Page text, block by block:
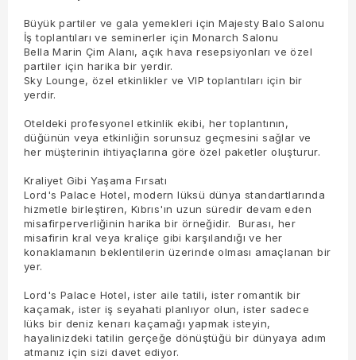
Büyük partiler ve gala yemekleri için Majesty Balo Salonu
İş toplantıları ve seminerler için Monarch Salonu
Bella Marin Çim Alanı, açık hava resepsiyonları ve özel
partiler için harika bir yerdir.
Sky Lounge, özel etkinlikler ve VIP toplantıları için bir
yerdir.
Oteldeki profesyonel etkinlik ekibi, her toplantının,
düğünün veya etkinliğin sorunsuz geçmesini sağlar ve
her müşterinin ihtiyaçlarına göre özel paketler oluşturur.
Kraliyet Gibi Yaşama Fırsatı
Lord's Palace Hotel, modern lüksü dünya standartlarında
hizmetle birleştiren, Kıbrıs'ın uzun süredir devam eden
misafirperverliğinin harika bir örneğidir. Burası, her
misafirin kral veya kraliçe gibi karşılandığı ve her
konaklamanın beklentilerin üzerinde olması amaçlanan bir
yer.
Lord's Palace Hotel, ister aile tatili, ister romantik bir
kaçamak, ister iş seyahati planlıyor olun, ister sadece
lüks bir deniz kenarı kaçamağı yapmak isteyin,
hayalinizdeki tatilin gerçeğe dönüştüğü bir dünyaya adım
atmanız için sizi davet ediyor.